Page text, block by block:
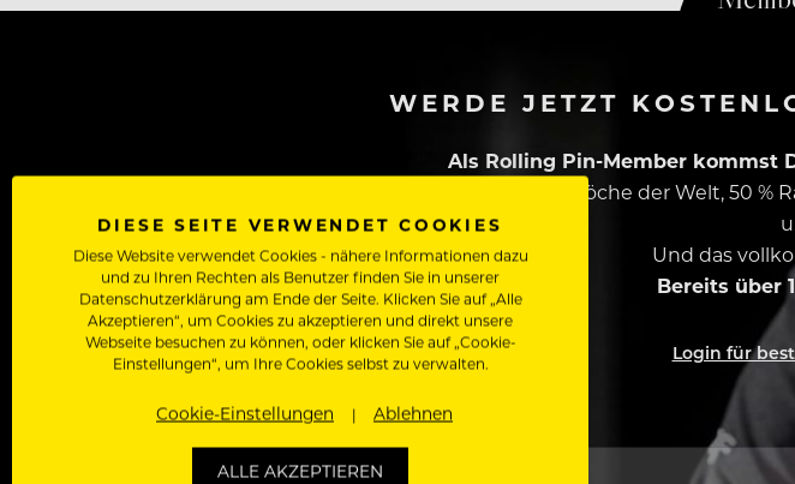
WERDE JETZT
Als Rolling Pin-Member kommst
Zugriff auf alle Artikel, Videos & Masterclasses der besten Köche der Welt, 50
Und das
Bereits über
Login für
DIESE SEITE VERWENDET COOKIES
Diese Website verwendet Cookies - nähere Informationen dazu
und zu Ihren Rechten als Benutzer finden Sie in unserer
Datenschutzerklärung am Ende der Seite. Klicken Sie auf „Alle
Akzeptieren“, um Cookies zu akzeptieren und direkt unsere
Webseite besuchen zu können, oder klicken Sie auf „Cookie-
Einstellungen“, um Ihre Cookies selbst zu verwalten.
Cookie-Einstellungen Ablehnen
ALLE AKZEPTIEREN